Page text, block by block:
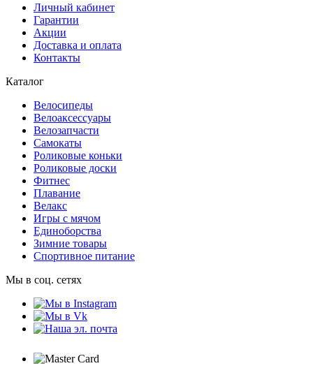
Личный кабинет
Гарантии
Акции
Доставка и оплата
Контакты
Каталог
Велосипеды
Велоаксессуары
Велозапчасти
Самокаты
Роликовые коньки
Роликовые доски
Фитнес
Плавание
Велакс
Игры с мячом
Единоборства
Зимние товары
Спортивное питание
Мы в соц. сетях